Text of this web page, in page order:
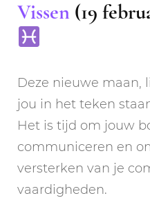
Vissen (19
Deze nieuwe maan,
jou in het teken
Het is tijd om jouw
communiceren en
versterken van je
vaardigheden.